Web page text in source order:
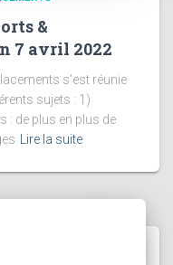
&
7 avril 2022
s’est réunie
sujets : 1)
: de plus en plus de
Lire la suite